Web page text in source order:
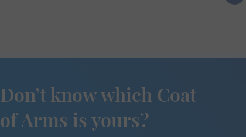
Don’t know which Coat
of Arms is yours?